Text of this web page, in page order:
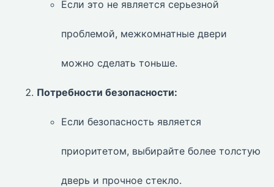
Если это не является серьезной
проблемой, межкомнатные двери
можно сделать тоньше.
Потребности безопасности:
Если безопасность является
приоритетом, выбирайте более толстую
дверь и прочное стекло.